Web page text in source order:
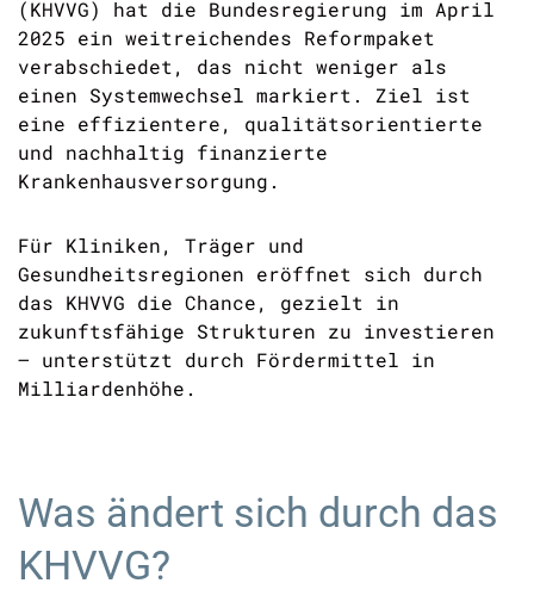
(KHVVG) hat die Bundesregierung im April
2025 ein weitreichendes Reformpaket
verabschiedet, das nicht weniger als
einen Systemwechsel markiert. Ziel ist
eine effizientere, qualitätsorientierte
und nachhaltig finanzierte
Krankenhausversorgung.
Für Kliniken, Träger und
Gesundheitsregionen eröffnet sich durch
das KHVVG die Chance, gezielt in
zukunftsfähige Strukturen zu investieren
– unterstützt durch Fördermittel in
Milliardenhöhe.
Was ändert sich durch das
KHVVG?